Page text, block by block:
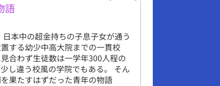
語
日本中の超金持ちの子息子女が通う
する幼少中高大院までの一貫校
合わず生徒数は一学年300人程の
し違う校風の学院でもある。 そん
果たすはずだった青年の物語